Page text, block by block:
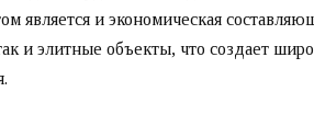
является и экономическая
и элитные объекты, что создает